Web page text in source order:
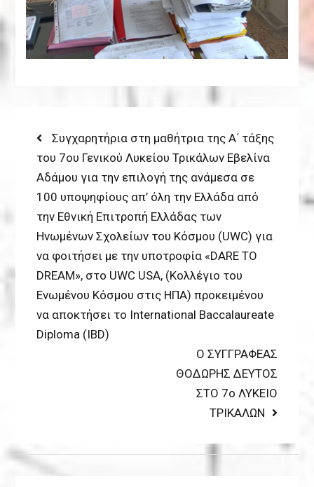
Post
navigation
Previous
post:
Συγχαρητήρια στη μαθήτρια της Α΄ τάξης
του 7ου Γενικού Λυκείου Τρικάλων Εβελίνα
Αδάμου για την επιλογή της ανάμεσα σε
100 υποψηφίους απ’ όλη την Ελλάδα από
την Εθνική Επιτροπή Ελλάδας των
Ηνωμένων Σχολείων του Κόσμου (UWC) για
να φοιτήσει με την υποτροφία «DARE TO
DREAM», στο UWC USA, (Κολλέγιο του
Ενωμένου Κόσμου στις ΗΠΑ) προκειμένου
να αποκτήσει το International Baccalaureate
Diploma (IBD)
Next
post:
Ο ΣΥΓΓΡΑΦΕΑΣ
ΘΟΔΩΡΗΣ ΔΕΥΤΟΣ
ΣΤΟ 7ο ΛΥΚΕΙΟ
ΤΡΙΚΑΛΩΝ